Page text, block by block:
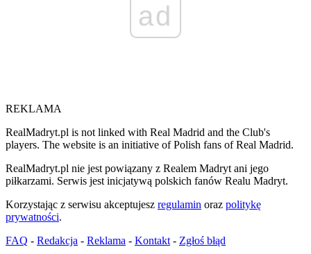
ad
REKLAMA
RealMadryt.pl is not linked with Real Madrid and the Club's
players. The website is an initiative of Polish fans of Real Madrid.
RealMadryt.pl nie jest powiązany z Realem Madryt ani jego
piłkarzami. Serwis jest inicjatywą polskich fanów Realu Madryt.
Korzystając z serwisu akceptujesz regulamin oraz politykę
prywatności.
FAQ - Redakcja - Reklama - Kontakt - Zgłoś błąd